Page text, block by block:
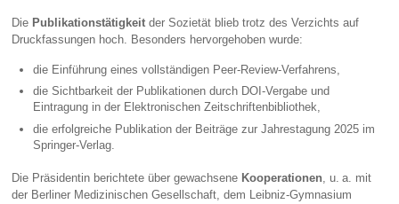
Die Publikationstätigkeit der Sozietät blieb trotz des Verzichts auf
Druckfassungen hoch. Besonders hervorgehoben wurde:
die Einführung eines vollständigen Peer‑Review‑Verfahrens,
die Sichtbarkeit der Publikationen durch DOI‑Vergabe und
Eintragung in der Elektronischen Zeitschriftenbibliothek,
die erfolgreiche Publikation der Beiträge zur Jahrestagung 2025 im
Springer‑Verlag.
Die Präsidentin berichtete über gewachsene Kooperationen, u. a. mit
der Berliner Medizinischen Gesellschaft, dem Leibniz‑Gymnasium